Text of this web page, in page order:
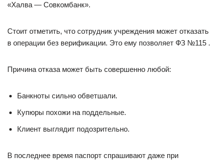
«Халва — Совкомбанк».
Стоит отметить, что сотрудник учреждения может отказать
в операции без верификации. Это ему позволяет ФЗ №115 .
Причина отказа может быть совершенно любой:
Банкноты сильно обветшали.
Купюры похожи на поддельные.
Клиент выглядит подозрительно.
В последнее время паспорт спрашивают даже при